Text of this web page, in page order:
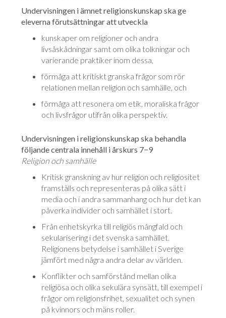
Undervisningen i ämnet religionskunskap ska ge
eleverna förutsättningar att utveckla
kunskaper om religioner och andra
livsåskådningar samt om olika tolkningar och
varierande praktiker inom dessa,
förmåga att kritiskt granska frågor som rör
relationen mellan religion och samhälle, och
förmåga att resonera om etik, moraliska frågor
och livsfrågor utifrån olika perspektiv.
Undervisningen i religionskunskap ska behandla
följande centrala innehåll i årskurs 7−9
Religion och samhälle
Kritisk granskning av hur religion och religiositet
framställs och representeras på olika sätt i
media och i andra sammanhang och hur det kan
påverka individer och samhället i stort.
Från enhetskyrka till religiös mångfald och
sekularisering i det svenska samhället.
Religionens betydelse i samhället i Sverige
jämfört med några andra delar av världen.
Konflikter och samförstånd mellan olika
religiösa och olika sekulära synsätt, till exempel i
frågor om religionsfrihet, sexualitet och synen
på kvinnors och mäns roller.